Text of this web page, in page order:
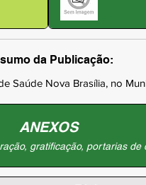
da Publicação:
Saúde Nova Brasília, no
ANEXOS
gratificação, portarias de